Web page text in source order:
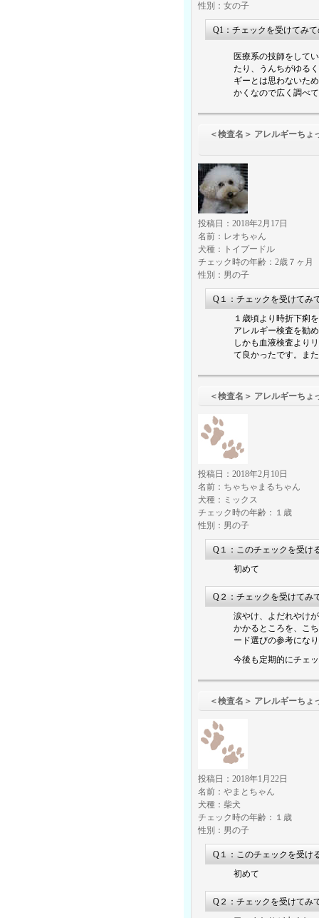
性別：女の子
Q1：チェックを受けてみ
医療系の技師をして
たり、うんちがゆる
ギーとは思わないた
かくなので広く調べ
＜検査名＞ アレルギーち
投稿日：2018年2月17日
名前：レオちゃん
犬種：トイプードル
チェック時の年齢：2歳７ヶ月
性別：男の子
Q１：チェックを受けてみ
１歳頃より時折下痢
アレルギー検査を勧
しかも血液検査より
て良かったです。ま
＜検査名＞ アレ
投稿日：2018年2月10日
名前：ちゃちゃまるちゃん
犬種：ミックス
チェック時の年齢：１歳
性別：男の子
Q１：このチェックを受け
初めて
Q２：チェックを受けてみ
涙やけ、よだれやけ
かかるところを、こ
ード選びの参考にな
今後も定期的にチェ
＜検査名＞ アレ
投稿日：2018年1月22日
名前：やまとちゃん
犬種：柴犬
チェック時の年齢：１歳
性別：男の子
Q１：このチェックを受け
初めて
Q２：チェックを受けてみ